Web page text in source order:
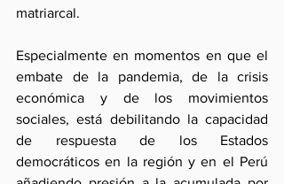
matriarcal.
Especialmente en momentos en que el
embate de la pandemia, de la crisis
económica y de los movimientos
sociales, está debilitando la capacidad
de respuesta de los Estados
democráticos en la región y en el Perú